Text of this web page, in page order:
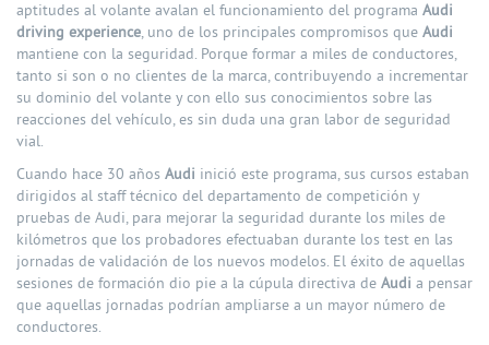
aptitudes al volante avalan el funcionamiento del programa Audi
driving experience, uno de los principales compromisos que Audi
mantiene con la seguridad. Porque formar a miles de conductores,
tanto si son o no clientes de la marca, contribuyendo a incrementar
su dominio del volante y con ello sus conocimientos sobre las
reacciones del vehículo, es sin duda una gran labor de seguridad
vial.
Cuando hace 30 años Audi inició este programa, sus cursos estaban
dirigidos al staff técnico del departamento de competición y
pruebas de Audi, para mejorar la seguridad durante los miles de
kilómetros que los probadores efectuaban durante los test en las
jornadas de validación de los nuevos modelos. El éxito de aquellas
sesiones de formación dio pie a la cúpula directiva de Audi a pensar
que aquellas jornadas podrían ampliarse a un mayor número de
conductores.